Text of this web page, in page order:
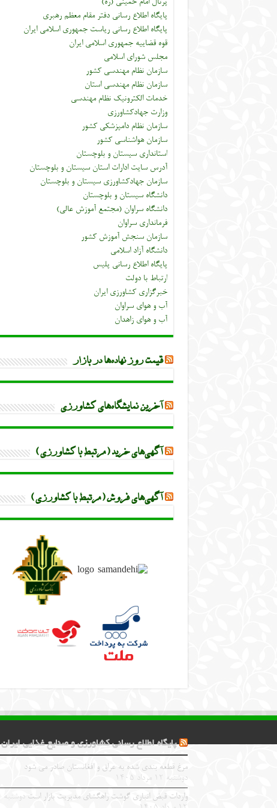
پرتال امام خمینی (ره)
پایگاه اطلاع رسانی دفتر مقام معظم رهبری
پایگاه اطلاع رسانی ریاست جمهوری اسلامی ایران
قوه قضاییه جمهوری اسلامی ایران
مجلس شورای اسلامی
سازمان نظام مهندسی کشور
سازمان نظام مهندسی استان
خدمات الکترونیک نظام مهندسی
وزارت جهادکشاورزی
سازمان نظام دامپزشکی کشور
سازمان هواشناسی کشور
استانداری سیستان و بلوچستان
آدرس سایت ادارات استان سیستان و بلوچستان
سازمان جهادکشاورزی سیستان و بلوچستان
دانشگاه سیستان و بلوچستان
دانشگاه سراوان (مجتمع آموزش عالی)
فرمانداری سراوان
سازمان سنجش آموزش کشور
دانشگاه آزاد اسلامی
پایگاه اطلاع رسانی پلیس
ارتباط با دولت
خبرگزاری کشاورزی ایران
آب و هوای سراوان
آب و هوای زاهدان
قیمت روز نهاده‌ها در بازار
آخرین نمایشگاه‌های کشاورزی
آگهی‌های خرید (مرتبط با کشاورزی)
آگهی‌های فروش (مرتبط با کشاورزی)
پایگاه اطلاع رسانی کشاورزی و صنایع غذایی ایران
مرغ قطعه‌ بندی شده به عراق و افغانستان صادر می شود
دوشنبه ۱۲ مرداد ۱۴۰۵
واردات قبض‌ انباری گوشت راهگشای مدیریت بازار است دوشنبه